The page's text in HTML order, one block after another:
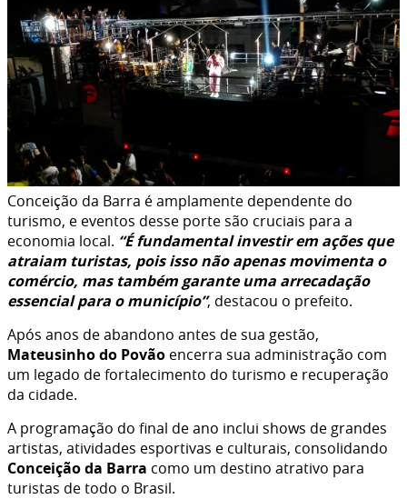
Conceição da Barra é amplamente dependente do
turismo, e eventos desse porte são cruciais para a
economia local. “É fundamental investir em ações que
atraiam turistas, pois isso não apenas movimenta o
comércio, mas também garante uma arrecadação
essencial para o município”, destacou o prefeito.
Após anos de abandono antes de sua gestão,
Mateusinho do Povão encerra sua administração com
um legado de fortalecimento do turismo e recuperação
da cidade.
A programação do final de ano inclui shows de grandes
artistas, atividades esportivas e culturais, consolidando
Conceição da Barra como um destino atrativo para
turistas de todo o Brasil.